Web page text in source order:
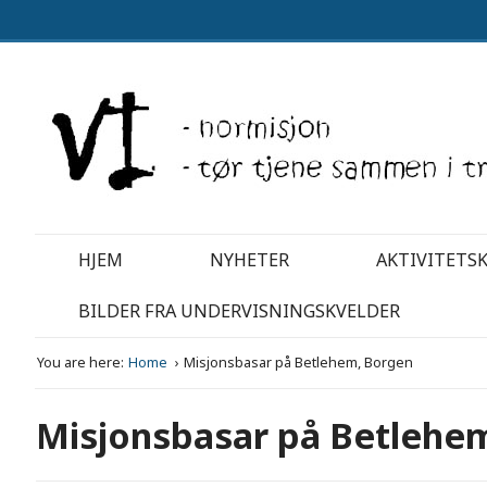
HJEM NYHETER
BILDER FRA UNDERVISNINGSKVELDER
You are here: Home Misjonsbasar på Betlehem, Borgen
Misjonsbasar på